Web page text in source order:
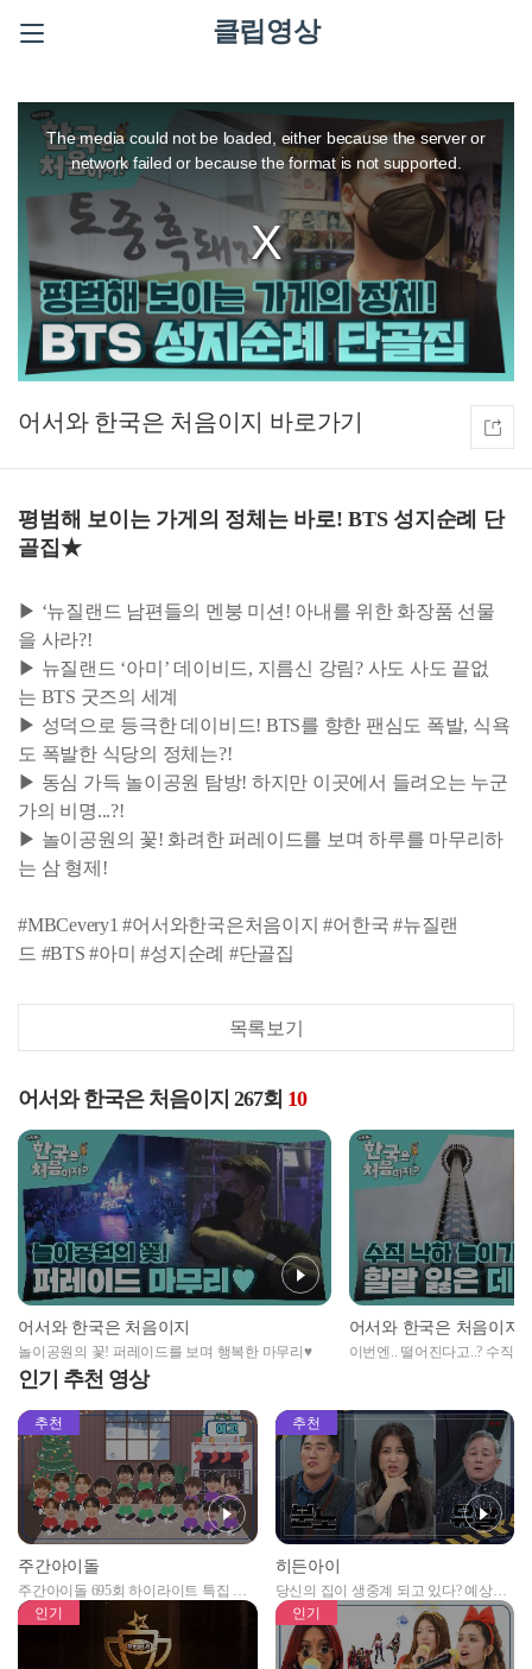
클립영상
modal
window.
The media could not be loaded, either because the server or
network failed or because the format is not supported.
어서와 한국은 처음이지
평범해 보이는 가게의 정체는 바로! BTS 성지순례 단
골집★
▶ ‘뉴질랜드 남편들의 멘붕 미션! 아내를 위한 화장품 선물
을 사라?!
▶ 뉴질랜드 ‘아미’ 데이비드, 지름신 강림? 사도 사도 끝없
는 BTS 굿즈의 세계
▶ 성덕으로 등극한 데이비드! BTS를 향한 팬심도 폭발, 식욕
도 폭발한 식당의 정체는?!
▶ 동심 가득 놀이공원 탐방! 하지만 이곳에서 들려오는 누군
가의 비명...?!
▶ 놀이공원의 꽃! 화려한 퍼레이드를 보며 하루를 마무리하
는 삼 형제!
#MBCevery1 #어서와한국은처음이지 #어한국 #뉴질랜
드 #BTS #아미 #성지순례 #단골집
목록보기
어서와 한국은 처음이지 267회 10
어서와 한국은 처음이지
놀이공원의 꽃! 퍼레이드를 보며 행복한 마무리♥
어서와 한국은 처음이지
이번엔.. 떨어진다고..? 수직
인기 추천 영상
추천
주간아이돌
주간아이돌 695회 하이라이트 특집 남
자아이돌편 예고
추천
히든아이
당신의 집이 생중계 되고 있다? 예상치
못한 곳에서 일어나는 불법촬영 범죄!
인기 인기